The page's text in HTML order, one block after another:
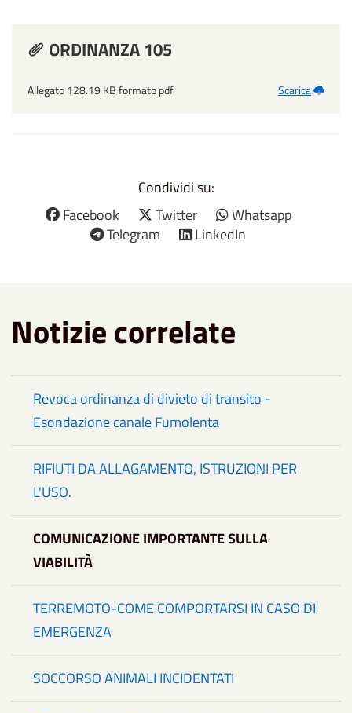
ORDINANZA 105
Allegato 128.19 KB formato pdf Scarica
Condividi su:
Facebook
Twitter
Whatsapp
Telegram
LinkedIn
Notizie correlate
Revoca ordinanza di divieto di transito -
Esondazione canale Fumolenta
RIFIUTI DA ALLAGAMENTO, ISTRUZIONI PER
L'USO.
COMUNICAZIONE IMPORTANTE SULLA
VIABILITÀ
TERREMOTO-COME COMPORTARSI IN CASO DI
EMERGENZA
SOCCORSO ANIMALI INCIDENTATI